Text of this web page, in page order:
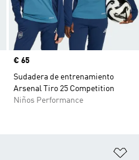
Precio
€ 65
Sudadera de entrenamiento
Arsenal Tiro 25 Competition
Niños Performance